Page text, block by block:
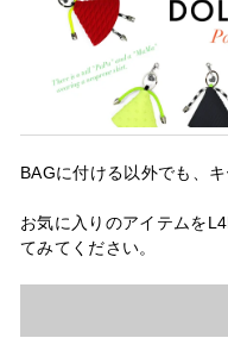
BAGに付ける以外でも、
お気に入りのアイテムを
てみてください。